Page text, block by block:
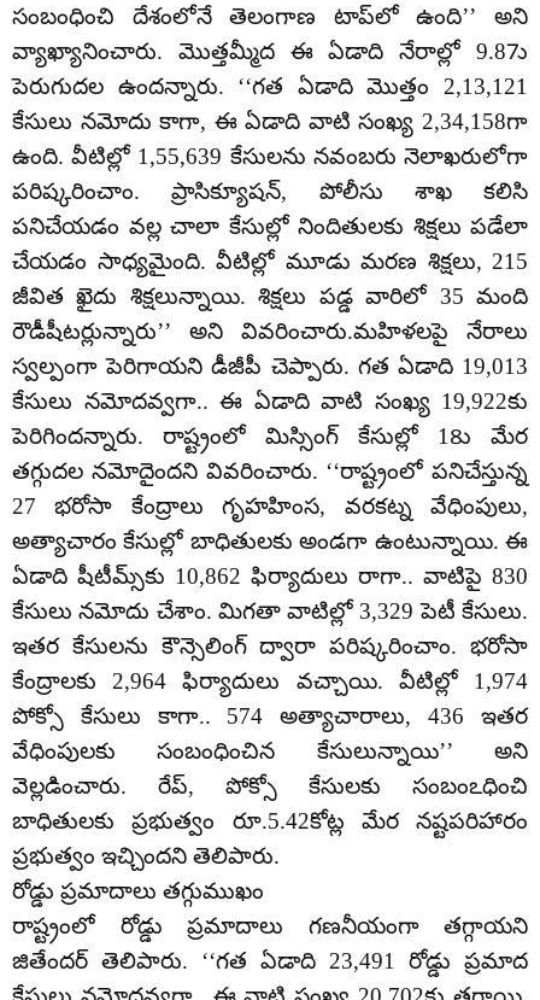
సంబంధించి దేశంలోనే తెలంగాణ టాప్‌లో ఉంది’’ అని
వ్యాఖ్యానించారు. మొత్తమ్మీద ఈ ఏడాది నేరాల్లో 9.87ు
పెరుగుదల ఉందన్నారు. ‘‘గత ఏడాది మొత్తం 2,13,121
కేసులు నమోదు కాగా, ఈ ఏడాది వాటి సంఖ్య 2,34,158గా
ఉంది. వీటిల్లో 1,55,639 కేసులను నవంబరు నెలాఖరులోగా
పరిష్కరించాం. ప్రాసిక్యూషన్‌, పోలీసు శాఖ కలిసి
పనిచేయడం వల్ల చాలా కేసుల్లో నిందితులకు శిక్షలు పడేలా
చేయడం సాధ్యమైంది. వీటిల్లో మూడు మరణ శిక్షలు, 215
జీవిత ఖైదు శిక్షలున్నాయి. శిక్షలు పడ్డ వారిలో 35 మంది
రౌడీషీటర్లున్నారు’’ అని వివరించారు.మహిళలపై నేరాలు
స్వల్పంగా పెరిగాయని డీజీపీ చెప్పారు. గత ఏడాది 19,013
కేసులు నమోదవ్వగా.. ఈ ఏడాది వాటి సంఖ్య 19,922కు
పెరిగిందన్నారు. రాష్ట్రంలో మిస్సింగ్‌ కేసుల్లో 18ు మేర
తగ్గుదల నమోదైందని వివరించారు. ‘‘రాష్ట్రంలో పనిచేస్తున్న
27 భరోసా కేంద్రాలు గృహహింస, వరకట్న వేధింపులు,
అత్యాచారం కేసుల్లో బాధితులకు అండగా ఉంటున్నాయి. ఈ
ఏడాది షీటీమ్స్‌కు 10,862 ఫిర్యాదులు రాగా.. వాటిపై 830
కేసులు నమోదు చేశాం. మిగతా వాటిల్లో 3,329 పెటీ కేసులు.
ఇతర కేసులను కౌన్సెలింగ్‌ ద్వారా పరిష్కరించాం. భరోసా
కేంద్రాలకు 2,964 ఫిర్యాదులు వచ్చాయి. వీటిల్లో 1,974
పోక్సో కేసులు కాగా.. 574 అత్యాచారాలు, 436 ఇతర
వేధింపులకు సంబంధించిన కేసులున్నాయి’’ అని
వెల్లడించారు. రేప్‌, పోక్సో కేసులకు సంబంఽధించి
బాధితులకు ప్రభుత్వం రూ.5.42కోట్ల మేర నష్టపరిహారం
ప్రభుత్వం ఇచ్చిందని తెలిపారు.
రోడ్డు ప్రమాదాలు తగ్గుముఖం
రాష్ట్రంలో రోడ్డు ప్రమాదాలు గణనీయంగా తగ్గాయని
జితేందర్‌ తెలిపారు. ‘‘గత ఏడాది 23,491 రోడ్డు ప్రమాద